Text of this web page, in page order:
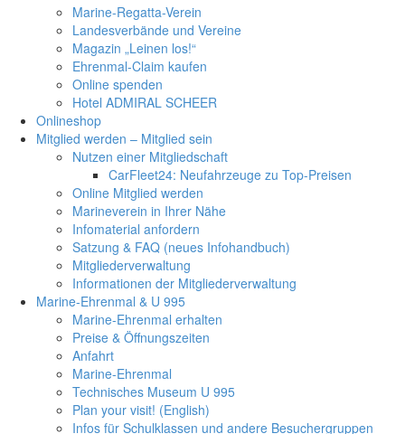
Marine-Regatta-Verein
Landesverbände und Vereine
Magazin „Leinen los!“
Ehrenmal-Claim kaufen
Online spenden
Hotel ADMIRAL SCHEER
Onlineshop
Mitglied werden – Mitglied sein
Nutzen einer Mitgliedschaft
CarFleet24: Neufahrzeuge zu Top-Preisen
Online Mitglied werden
Marineverein in Ihrer Nähe
Infomaterial anfordern
Satzung & FAQ (neues Infohandbuch)
Mitgliederverwaltung
Informationen der Mitgliederverwaltung
Marine-Ehrenmal & U 995
Marine-Ehrenmal erhalten
Preise & Öffnungszeiten
Anfahrt
Marine-Ehrenmal
Technisches Museum U 995
Plan your visit! (English)
Infos für Schulklassen und andere Besuchergruppen